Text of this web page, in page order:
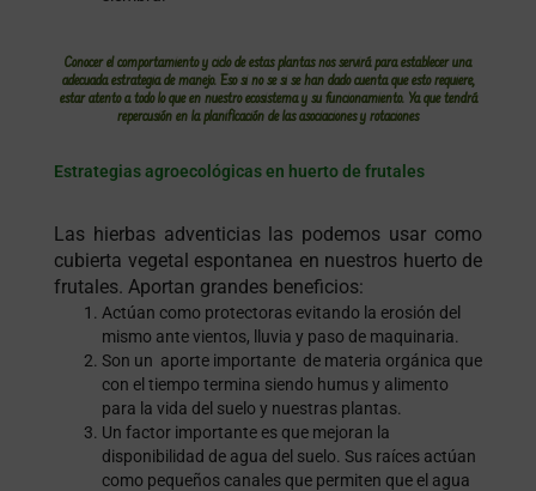
Conocer el comportamiento y ciclo de estas plantas nos servirá para establecer una
adecuada estrategia de manejo. Eso si no se si se han dado cuenta que esto requiere,
estar atento a todo lo que en nuestro ecosistema y su funcionamiento. Ya que tendrá
repercusión en la planificación de las asociaciones y rotaciones
Estrategias agroecológicas en huerto de frutales
Las hierbas adventicias las podemos usar como
cubierta vegetal espontanea en nuestros huerto de
frutales. Aportan grandes beneficios:
Actúan como protectoras evitando la erosión del
mismo ante vientos, lluvia y paso de maquinaria.
Son un aporte importante de materia orgánica que
con el tiempo termina siendo humus y alimento
para la vida del suelo y nuestras plantas.
Un factor importante es que mejoran la
disponibilidad de agua del suelo. Sus raíces actúan
como pequeños canales que permiten que el agua